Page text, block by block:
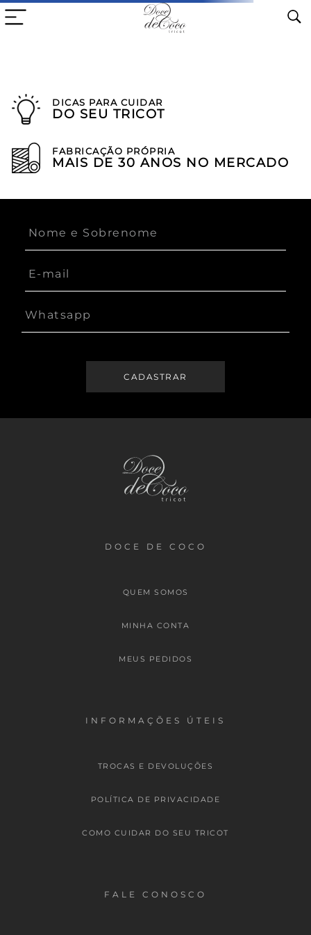
DICAS PARA CUIDAR
DO SEU TRICOT
FABRICAÇÃO PRÓPRIA
MAIS DE 30 ANOS NO MERCADO
DOCE DE COCO
QUEM SOMOS
MINHA CONTA
MEUS PEDIDOS
INFORMAÇÕES ÚTEIS
TROCAS E DEVOLUÇÕES
POLÍTICA DE PRIVACIDADE
COMO CUIDAR DO SEU TRICOT
FALE CONOSCO